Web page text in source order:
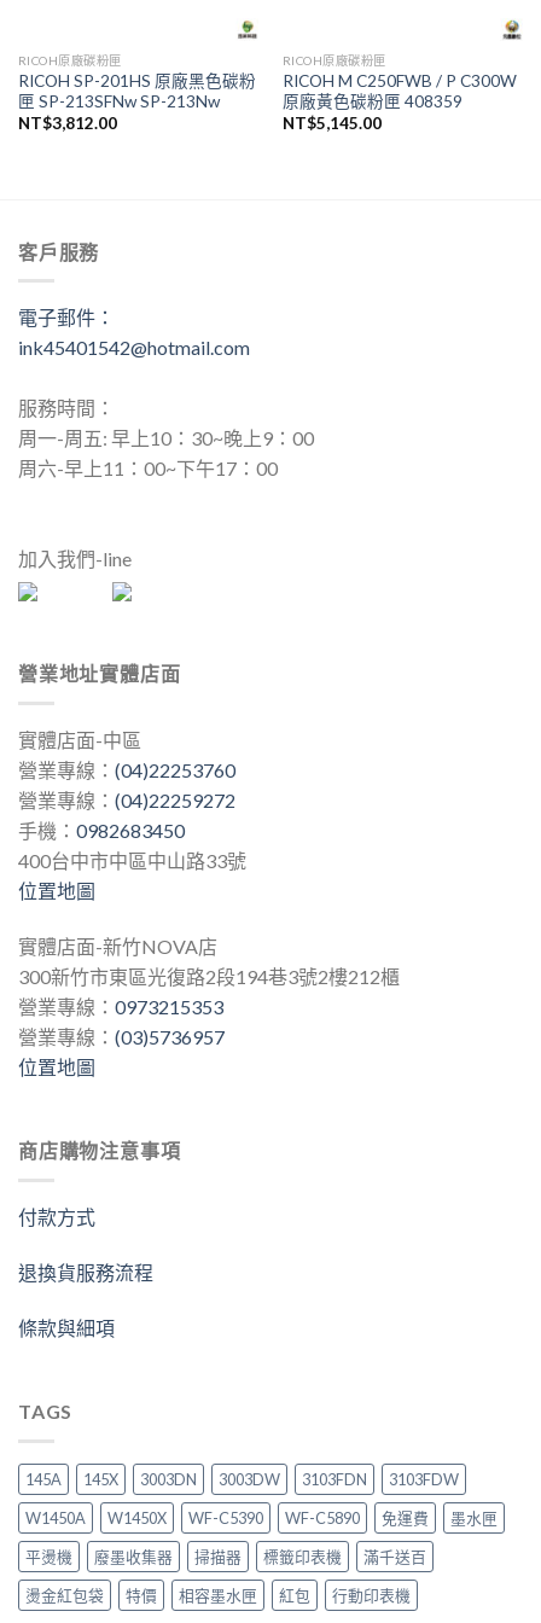
RICOH原廠碳粉匣
RICOH SP-201HS 原廠黑色碳粉
匣 SP-213SFNw SP-213Nw
NT$3,812.00
RICOH原廠碳粉匣
RICOH M C250FWB / P C300W
原廠黃色碳粉匣 408359
NT$5,145.00
客戶服務
電子郵件：
ink45401542@hotmail.com
服務時間：
周一-周五: 早上10：30~晚上9：00
周六-早上11：00~下午17：00
加入我們-line
營業地址實體店面
實體店面-中區
營業專線： (04)22253760
營業專線： (04)22259272
手機： 0982683450
400台中市中區中山路33號
位置地圖
實體店面-新竹NOVA店
300新竹市東區光復路2段194巷3號2樓212櫃
營業專線： 0973215353
營業專線： (03)5736957
位置地圖
商店購物注意事項
付款方式
退換貨服務流程
條款與細項
TAGS
145A 145X 3003DN 3003DW 3103FDN
3103FDW
W1450A
W1450X WF-C5390 WF-C5890 免運費
墨水匣
平燙機
廢墨收集器 掃描器 標籤印表機
滿千送百
燙金紅包袋
特價 相容墨水匣 紅包 行動印表機